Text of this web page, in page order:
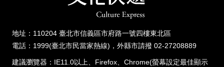
地址：110204 臺北市信義區市府路一號四樓東北區
電話：1999(臺北市民當家熱線)，外縣市請撥 02-27208889
建議瀏覽器：IE11.0以上、Firefox、Chrome(螢幕設定最佳顯示